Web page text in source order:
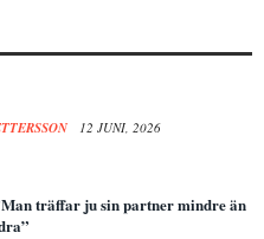
12 JUNI, 2026
träffar ju sin partner mindre än